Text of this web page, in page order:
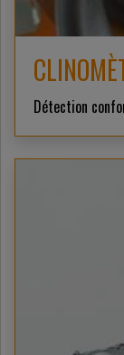
Détection